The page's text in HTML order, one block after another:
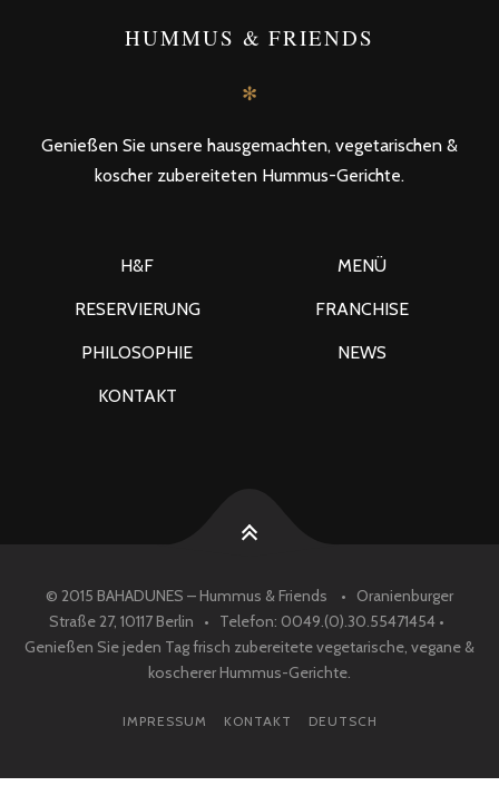
POSTS
NAVIGATION
HUMMUS & FRIENDS
✻
Genießen Sie unsere hausgemachten, vegetarischen &
koscher zubereiteten Hummus-Gerichte.
H&F MENÜ
RESERVIERUNG FRANCHISE
PHILOSOPHIE NEWS
KONTAKT
© 2015 BAHADUNES – Hummus & Friends • Oranienburger
Straße 27, 10117 Berlin • Telefon: 0049.(0).30.55471454 •
Genießen Sie jeden Tag frisch zubereitete vegetarische, vegane &
koscherer Hummus-Gerichte.
IMPRESSUM KONTAKT DEUTSCH